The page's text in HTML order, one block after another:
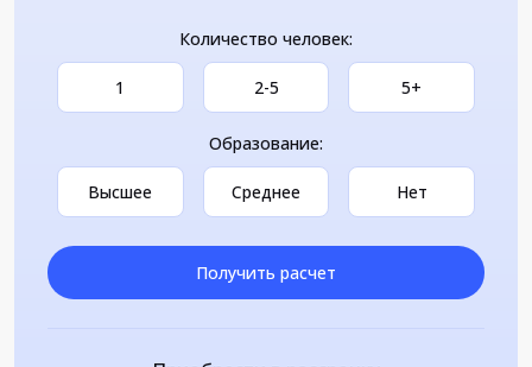
Количество человек:
1 2-5 5+
Образование:
Высшее Среднее Нет
Получить расчет